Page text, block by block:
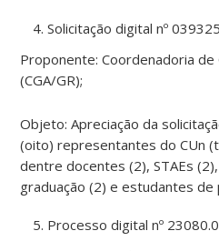
Solicitação digital nº
Proponente: Coordenadoria
(CGA/GR);
Objeto: Apreciação da
(oito) representantes do CUn
dentre docentes (2), STAEs
graduação (2) e estudantes de
Processo digital nº